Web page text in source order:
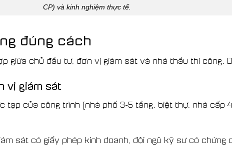
CP) và kinh nghiệm thực tế.
đúng cách
giữa chủ đầu tư, đơn vị giám sát và nhà thầu thi công.
vị giám sát
tạp của công trình (nhà phố 3-5 tầng, biệt thự, nhà cấp
sát có giấy phép kinh doanh, đội ngũ kỹ sư có chứng